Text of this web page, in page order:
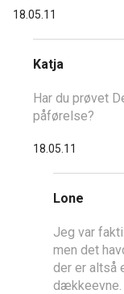
18.05.11
Katja
Har du prøvet
påførelse?
18.05.11
Lone
Jeg var
men det
der er altså
dækkeevne.